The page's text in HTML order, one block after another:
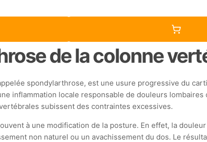
de la colonne
spondylarthrose, est une usure progressive du
inflammation locale responsable de douleurs
subissent des contraintes excessives.
à une modification de la posture. En effet, la
non naturel ou un avachissement du dos. Le